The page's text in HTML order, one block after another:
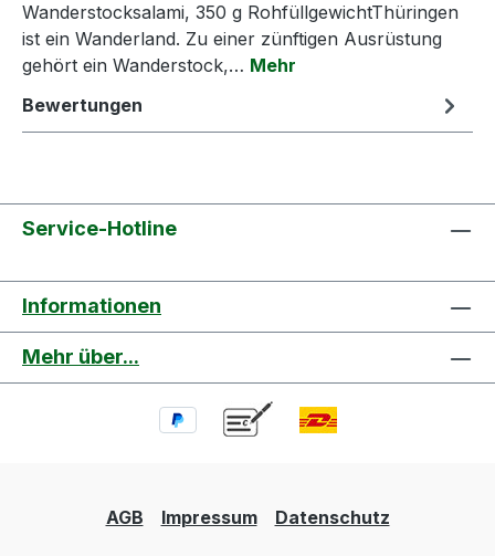
Wanderstocksalami, 350 g RohfüllgewichtThüringen
ist ein Wanderland. Zu einer zünftigen Ausrüstung
gehört ein Wanderstock,… Mehr
Bewertungen
Service-Hotline
Informationen
Mehr über...
AGB Impressum Datenschutz